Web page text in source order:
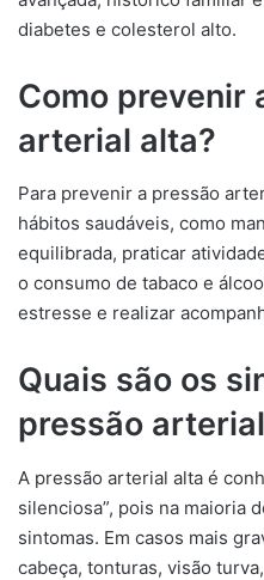
diabetes e colesterol alto.
Como prevenir
arterial alta?
Para prevenir a pressão
hábitos saudáveis, como
equilibrada, praticar
o consumo de tabaco e
estresse e realizar
Quais são os
pressão
A pressão arterial alta é
silenciosa”, pois na maioria
sintomas. Em casos mais
cabeça, tonturas, visão